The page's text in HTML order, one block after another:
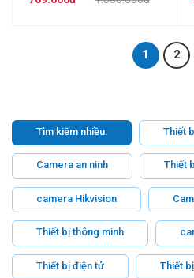
1 2
Tìm kiếm nhiều: Thiết
Camera an ninh Thiết
camera Hikvision
Thiết bị thông minh
Thiết bị điện tử Thiết